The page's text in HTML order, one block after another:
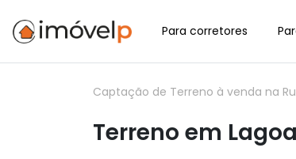
Para corretores
Captação de Terreno à venda na
Terreno em